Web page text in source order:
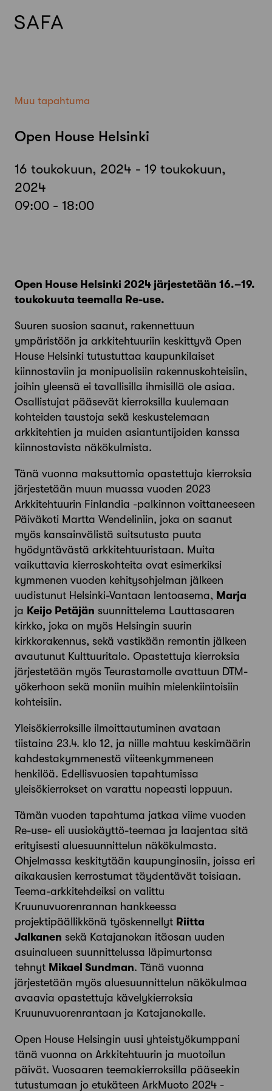
Muu tapahtuma
Open House Helsinki
16 toukokuun, 2024 - 19 toukokuun,
2024
09:00 - 18:00
Open House Helsinki 2024 järjestetään 16.–19.
toukokuuta teemalla Re-use.
Suuren suosion saanut, rakennettuun
ympäristöön ja arkkitehtuuriin keskittyvä Open
House Helsinki tutustuttaa kaupunkilaiset
kiinnostaviin ja monipuolisiin rakennuskohteisiin,
joihin yleensä ei tavallisilla ihmisillä ole asiaa.
Osallistujat pääsevät kierroksilla kuulemaan
kohteiden taustoja sekä keskustelemaan
arkkitehtien ja muiden asiantuntijoiden kanssa
kiinnostavista näkökulmista.
Tänä vuonna maksuttomia opastettuja kierroksia
järjestetään muun muassa vuoden 2023
Arkkitehtuurin Finlandia -palkinnon voittaneeseen
Päiväkoti Martta Wendeliniin, joka on saanut
myös kansainvälistä suitsutusta puuta
hyödyntävästä arkkitehtuuristaan. Muita
vaikuttavia kierroskohteita ovat esimerkiksi
kymmenen vuoden kehitysohjelman jälkeen
uudistunut Helsinki-Vantaan lentoasema, Marja
ja Keijo Petäjän suunnittelema Lauttasaaren
kirkko, joka on myös Helsingin suurin
kirkkorakennus, sekä vastikään remontin jälkeen
avautunut Kulttuuritalo. Opastettuja kierroksia
järjestetään myös Teurastamolle avattuun DTM-
yökerhoon sekä moniin muihin mielenkiintoisiin
kohteisiin.
Yleisökierroksille ilmoittautuminen avataan
tiistaina 23.4. klo 12, ja niille mahtuu keskimäärin
kahdestakymmenestä viiteenkymmeneen
henkilöä. Edellisvuosien tapahtumissa
yleisökierrokset on varattu nopeasti loppuun.
Tämän vuoden tapahtuma jatkaa viime vuoden
Re-use- eli uusiokäyttö-teemaa ja laajentaa sitä
erityisesti aluesuunnittelun näkökulmasta.
Ohjelmassa keskitytään kaupunginosiin, joissa eri
aikakausien kerrostumat täydentävät toisiaan.
Teema-arkkitehdeiksi on valittu
Kruunuvuorenrannan hankkeessa
projektipäällikkönä työskennellyt Riitta
Jalkanen sekä Katajanokan itäosan uuden
asuinalueen suunnittelussa läpimurtonsa
tehnyt Mikael Sundman. Tänä vuonna
järjestetään myös aluesuunnittelun näkökulmaa
avaavia opastettuja kävelykierroksia
Kruunuvuorenrantaan ja Katajanokalle.
Open House Helsingin uusi yhteistyökumppani
tänä vuonna on Arkkitehtuurin ja muotoilun
päivät. Vuosaaren teemakierroksilla pääseekin
tutustumaan jo etukäteen ArkMuoto 2024 -